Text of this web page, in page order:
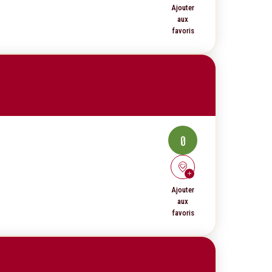
Ajouter
aux
favoris
0
Ajouter
aux
favoris